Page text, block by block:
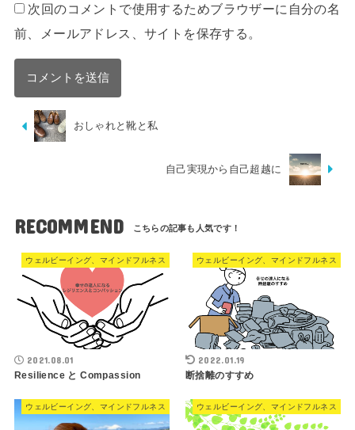
次回のコメントで使用するためブラウザーに自分の名
前、メールアドレス、サイトを保存する。
おしゃれと靴と私
自己実現から自己超越に
RECOMMEND
ウェルビーイング、マインドフルネス
2021.08.01
Resilience と Compassion
ウェルビーイング、マインドフルネス
2022.01.19
断捨離のすすめ
ウェルビーイング、マインドフルネス ウェルビーイング、マインドフルネス